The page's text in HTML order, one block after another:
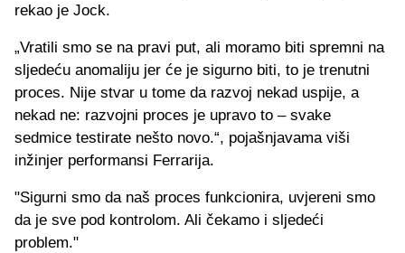
rekao je Jock.
„Vratili smo se na pravi put, ali moramo biti spremni na
sljedeću anomaliju jer će je sigurno biti, to je trenutni
proces. Nije stvar u tome da razvoj nekad uspije, a
nekad ne: razvojni proces je upravo to – svake
sedmice testirate nešto novo.“, pojašnjavama viši
inžinjer performansi Ferrarija.
"Sigurni smo da naš proces funkcionira, uvjereni smo
da je sve pod kontrolom. Ali čekamo i sljedeći
problem."